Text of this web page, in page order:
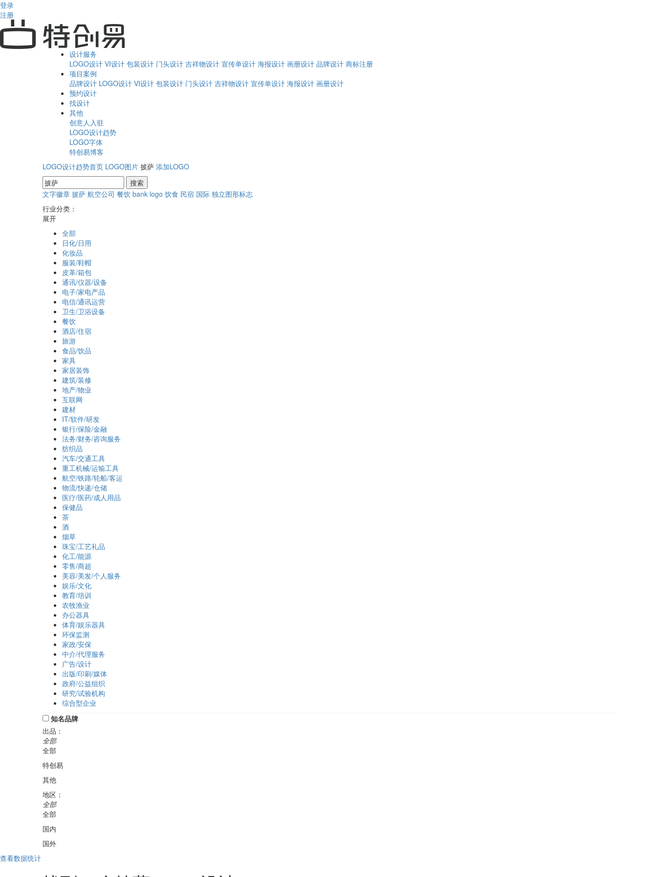
登录
注册
设计服务
LOGO设计 VI设计 包装设计 门头设计 吉祥物设计 宣传单设计 海报设计 画册设计 品牌设计 商标注册
项目案例
品牌设计 LOGO设计 VI设计 包装设计 门头设计 吉祥物设计 宣传单设计 海报设计 画册设计
预约设计
找设计
其他
创意人入驻
LOGO设计趋势
LOGO字体
特创易博客
LOGO设计趋势首页 LOGO图片 披萨 添加LOGO
文字徽章 披萨 航空公司 餐饮 bank logo 饮食 民宿 国际 独立图形标志
行业分类：
展开
全部
日化/日用
化妆品
服装/鞋帽
皮革/箱包
通讯/仪器/设备
电子/家电产品
电信/通讯运营
卫生/卫浴设备
餐饮
酒店/住宿
旅游
食品/饮品
家具
家居装饰
建筑/装修
地产/物业
互联网
建材
IT/软件/研发
银行/保险/金融
法务/财务/咨询服务
纺织品
汽车/交通工具
重工机械/运输工具
航空/铁路/轮船/客运
物流/快递/仓储
医疗/医药/成人用品
保健品
茶
酒
烟草
珠宝/工艺礼品
化工/能源
零售/商超
美容/美发/个人服务
娱乐/文化
教育/培训
农牧渔业
办公器具
体育/娱乐器具
环保监测
家政/安保
中介/代理服务
广告/设计
出版/印刷/媒体
政府/公益组织
研究/试验机构
综合型企业
知名品牌
出品：
全部
全部
特创易
其他
地区：
全部
全部
国内
国外
查看数据统计